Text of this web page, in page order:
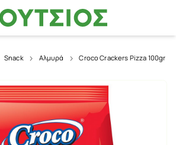
Snack Αλμυρά Croco Crackers Pizza 100gr